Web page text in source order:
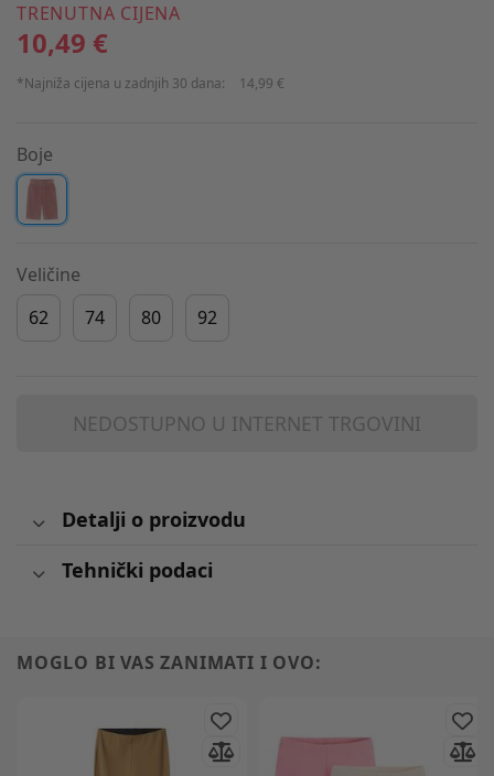
TRENUTNA CIJENA
10,49 €
*Najniža cijena u zadnjih 30 dana: 14,99 €
Boje
Veličine
62
74 80 92
NEDOSTUPNO U INTERNET TRGOVINI
Detalji o proizvodu
Tehnički podaci
MOGLO BI VAS ZANIMATI I OVO: